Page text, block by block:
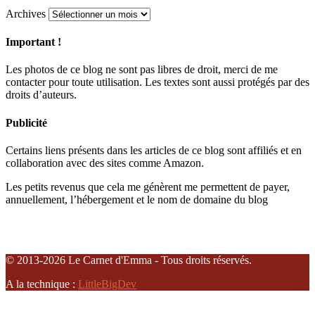
Archives
Important !
Les photos de ce blog ne sont pas libres de droit, merci de me
contacter pour toute utilisation. Les textes sont aussi protégés par des
droits d’auteurs.
Publicité
Certains liens présents dans les articles de ce blog sont affiliés et en
collaboration avec des sites comme Amazon.
Les petits revenus que cela me génèrent me permettent de payer,
annuellement, l’hébergement et le nom de domaine du blog
© 2013-2026 Le Carnet d'Emma - Tous droits réservés.
A la technique : LittleBigDev